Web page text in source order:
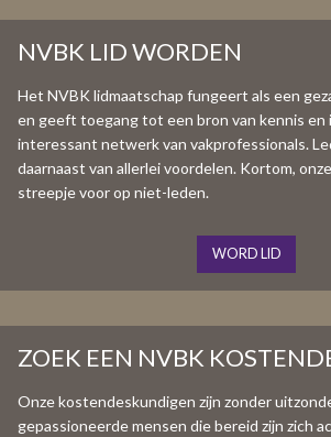
NVBK LID WORDEN
Het NVBK lidmaatschap fungeert als een
en geeft toegang tot een bron van kennis en
interessant netwerk van vakprofessionals.
daarnaast van allerlei voordelen. Kortom,
streepje voor op niet-leden.
WORD LID
ZOEK EEN NVBK
Onze kostendeskundigen zijn zonder
gepassioneerde mensen die bereid zijn zich